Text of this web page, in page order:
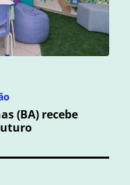
(BA) recebe